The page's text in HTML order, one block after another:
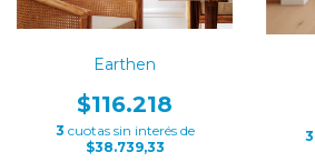
Earthen
$116.218
3 cuotas sin interés de
$38.739,33
3